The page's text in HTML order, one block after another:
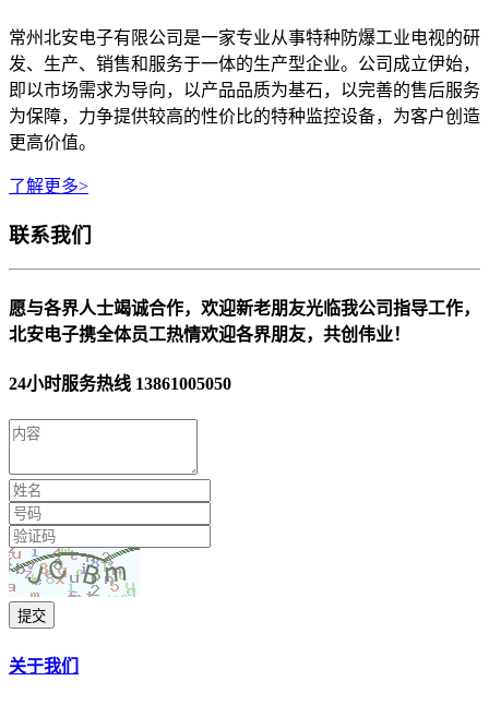
常州北安电子有限公司是一家专业从事特种防爆工业电视的研
发、生产、销售和服务于一体的生产型企业。公司成立伊始，
即以市场需求为导向，以产品品质为基石，以完善的售后服务
为保障，力争提供较高的性价比的特种监控设备，为客户创造
更高价值。
了解更多>
联系我们
愿与各界人士竭诚合作，欢迎新老朋友光临我公司指导工作，
北安电子携全体员工热情欢迎各界朋友，共创伟业！
24小时服务热线 13861005050
提交
关于我们